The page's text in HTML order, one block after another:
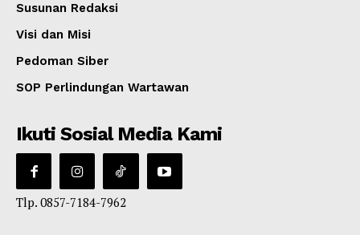
Susunan Redaksi
Visi dan Misi
Pedoman Siber
SOP Perlindungan Wartawan
Ikuti Sosial Media Kami
Tlp. 0857-7184-7962